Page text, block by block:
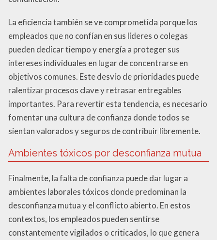
La eficiencia también se ve comprometida porque los
empleados que no confían en sus líderes o colegas
pueden dedicar tiempo y energía a proteger sus
intereses individuales en lugar de concentrarse en
objetivos comunes. Este desvío de prioridades puede
ralentizar procesos clave y retrasar entregables
importantes. Para revertir esta tendencia, es necesario
fomentar una cultura de confianza donde todos se
sientan valorados y seguros de contribuir libremente.
Ambientes tóxicos por desconfianza mutua
Finalmente, la falta de confianza puede dar lugar a
ambientes laborales tóxicos donde predominan la
desconfianza mutua y el conflicto abierto. En estos
contextos, los empleados pueden sentirse
constantemente vigilados o criticados, lo que genera